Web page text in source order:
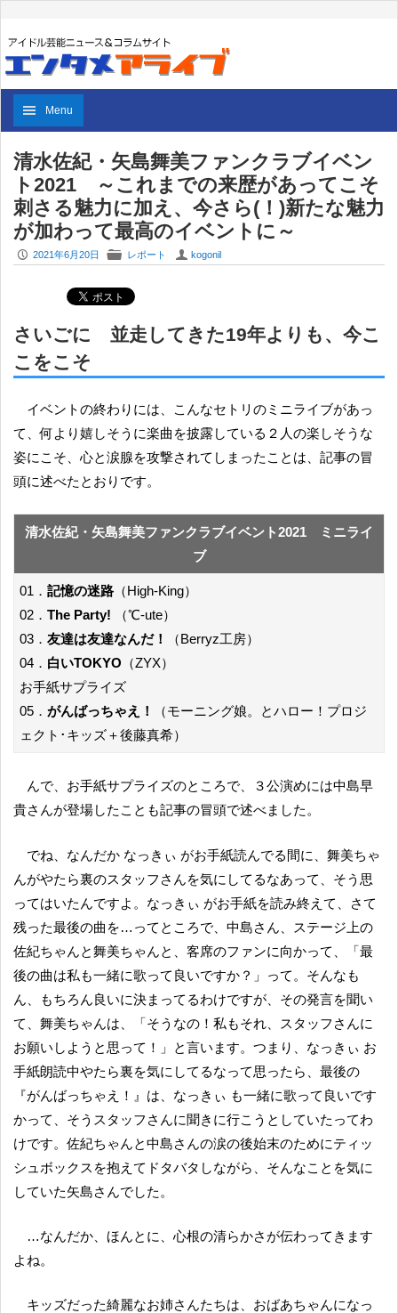
Menu
清水佐紀・矢島舞美ファンクラブイベン
ト2021 ～これまでの来歴があってこそ
刺さる魅力に加え、今さら(！)新たな魅力
が加わって最高のイベントに～
P 2021年6月20日 F レポート U kogonil
さいごに 並走してきた19年よりも、今こ
こをこそ
イベントの終わりには、こんなセトリのミニライブがあっ
て、何より嬉しそうに楽曲を披露している２人の楽しそうな
姿にこそ、心と涙腺を攻撃されてしまったことは、記事の冒
頭に述べたとおりです。
清水佐紀・矢島舞美ファンクラブイベント2021 ミニライ
ブ
01． 記憶の迷路 （High-King）
02． The Party!
（℃-ute）
03． 友達は友達なんだ！
（Berryz工房）
04． 白いTOKYO （ZYX）
お手紙サプライズ
05． がんばっちゃえ！
（モーニング娘。とハロー！プロジ
ェクト･キッズ＋後藤真希）
んで、お手紙サプライズのところで、３公演めには中島早
貴さんが登場したことも記事の冒頭で述べました。
でね、なんだか なっきぃ がお手紙読んでる間に、舞美ちゃ
んがやたら裏のスタッフさんを気にしてるなあって、そう思
ってはいたんですよ。なっきぃ がお手紙を読み終えて、さて
残った最後の曲を…ってところで、中島さん、ステージ上の
佐紀ちゃんと舞美ちゃんと、客席のファンに向かって、「最
後の曲は私も一緒に歌って良いですか？」って。そんなも
ん、もちろん良いに決まってるわけですが、その発言を聞い
て、舞美ちゃんは、「そうなの！私もそれ、スタッフさんに
お願いしようと思って！」と言います。つまり、なっきぃ お
手紙朗読中やたら裏を気にしてるなって思ったら、最後の
『がんばっちゃえ！』は、なっきぃ も一緒に歌って良いです
かって、そうスタッフさんに聞きに行こうとしていたってわ
けです。佐紀ちゃんと中島さんの涙の後始末のためにティッ
シュボックスを抱えてドタバタしながら、そんなことを気に
していた矢島さんでした。
…なんだか、ほんとに、心根の清らかさが伝わってきます
よね。
キッズだった綺麗なお姉さんたちは、おばあちゃんになっ